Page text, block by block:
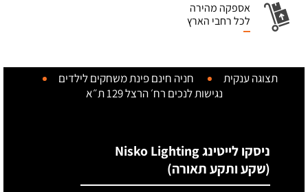
אספקה מהירה
לכל רחבי הארץ
תצוגה ענקית חניה חינם פינת משחקים לילדים
נגישות לנכים רח׳ הרצל 129 ת״א
ניסקו לייטינג Nisko Lighting
(שקע ותקע תאורה)